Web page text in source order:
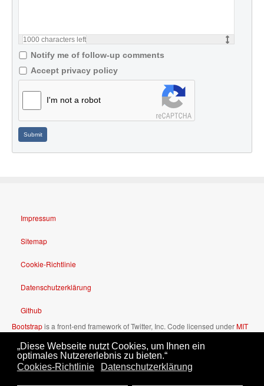
„Diese Webseite nutzt Cookies, um Ihnen ein
optimales Nutzererlebnis zu bieten.“
Cookies-Richtlinie
Datenschutzerklärung
1000 characters left
Notify me of follow-up comments
Accept privacy policy
I'm not a robot
Submit
Impressum
Sitemap
Cookie-Richtlinie
Datenschutzerklärung
Github
Bootstrapis a front-end framework of Twitter, Inc. Code licensed underMIT
Font Awesomefont licensed underSIL OFL 1.1.